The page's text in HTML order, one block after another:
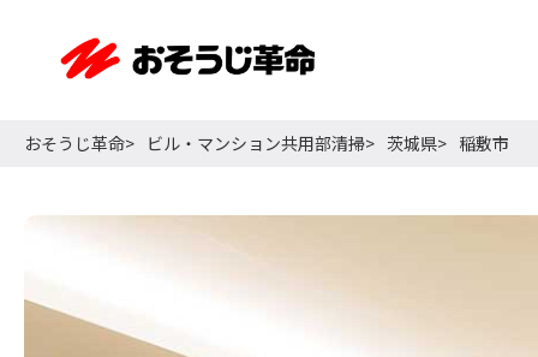
おそうじ革命 ビル・マンション共用部清掃 茨城県 稲敷市